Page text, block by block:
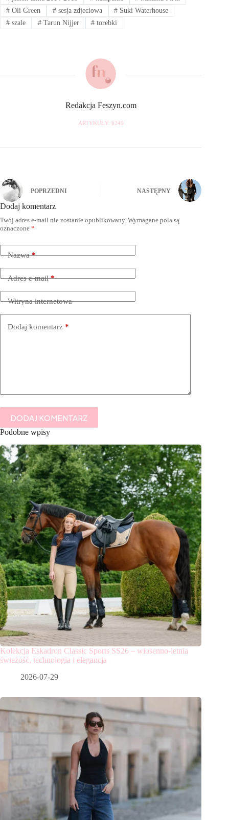
#Oli Green #sesja zdjeciowa # Suki Waterhouse
#szale #Tarun Nijjer # torebki
Redakcja Feszyn.com
ARTYKUŁY: 6249
POPRZEDNI NASTĘPNY
Dodaj komentarz
Twój adres e-mail nie zostanie opublikowany. Wymagane pola są
oznaczone *
Nazwa*
Adres e-mail*
Witryna internetowa
Dodaj komentarz *
DODAJ KOMENTARZ
Podobne wpisy
Kolekcja Eskadron Classic Sports SS26 – wiosenno-letnia
świeżość, technologia i elegancja
2026-07-29